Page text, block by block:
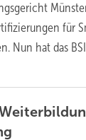
für
Nun hat das